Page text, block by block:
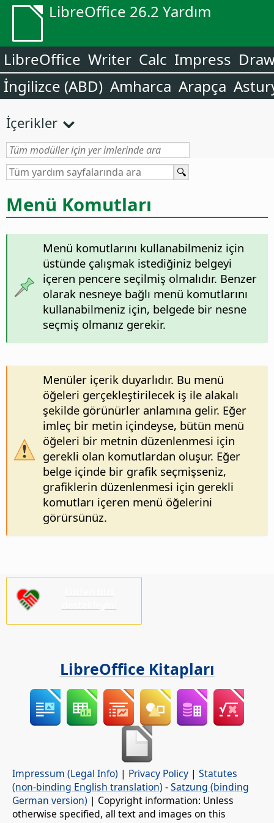
LibreOffice 26.2 Yardım
LibreOffice Writer Calc Impress
İngilizce (ABD) Amharca Arapça
İçerikler
Menü Komutları
Menü komutlarını kullanabilmeniz için
üstünde çalışmak istediğiniz belgeyi
içeren pencere seçilmiş olmalıdır. Benzer
olarak nesneye bağlı menü komutlarını
kullanabilmeniz için, belgede bir nesne
seçmiş olmanız gerekir.
Menüler içerik duyarlıdır. Bu menü
öğeleri gerçekleştirilecek iş ile alakalı
şekilde görünürler anlamına gelir. Eğer
imleç bir metin içindeyse, bütün menü
öğeleri bir metnin düzenlenmesi için
gerekli olan komutlardan oluşur. Eğer
belge içinde bir grafik seçmişseniz,
grafiklerin düzenlenmesi için gerekli
komutları içeren menü öğelerini
görürsünüz.
LibreOffice Kitapları
Impressum (Legal Info) | Privacy Policy | Statutes
(non-binding English translation) -Satzung (binding
German version) | Copyright information: Unless
otherwise specified, all text and images on this